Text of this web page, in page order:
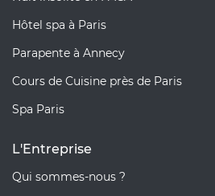
Hôtel spa à Paris
Parapente à Annecy
Cours de Cuisine près de Paris
Spa Paris
L'Entreprise
Qui sommes-nous ?